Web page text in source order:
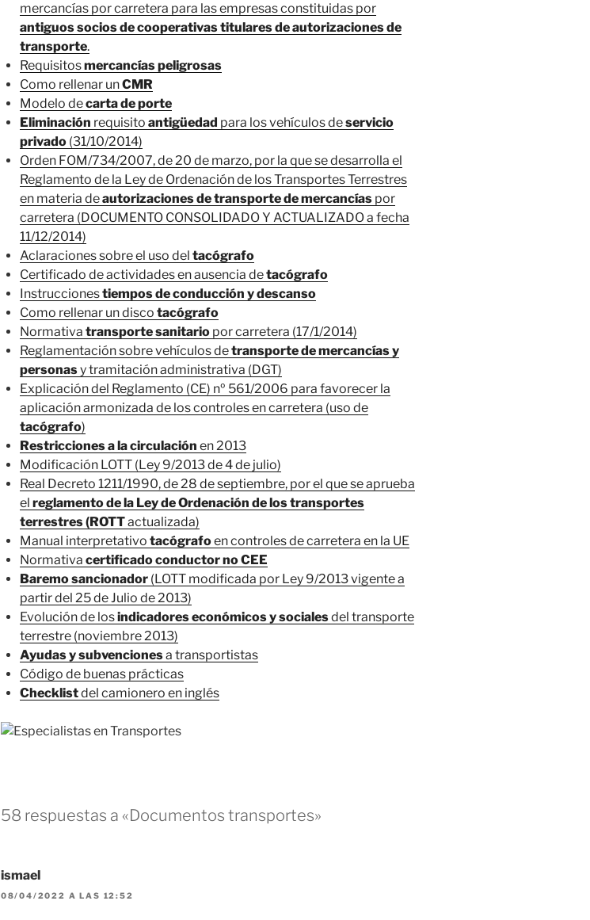
mercancías por carretera para las empresas constituidas por
antiguos sociosde cooperativas titulares de autorizaciones de
transporte.
Requisitosmercancías peligrosas
Como rellenar unCMR
Modelo decarta de porte
Eliminación requisito antigüedad para los vehículos deservicio
privado(31/10/2014)
Orden FOM/734/2007, de 20 de marzo, por la que se desarrolla el
Reglamento de la Ley de Ordenación de los Transportes Terrestres
en materia deautorizaciones de transporte de mercancíaspor
carretera (DOCUMENTO CONSOLIDADO Y ACTUALIZADO a fecha
11/12/2014)
Aclaraciones sobre el uso del tacógrafo
Certificado de actividades en ausencia detacógrafo
Instruccionestiempos de conducción y descanso
Como rellenar un disco tacógrafo
Normativa transporte sanitariopor carretera (17/1/2014)
Reglamentación sobre vehículos detransporte de mercancías y
personasy tramitación administrativa (DGT)
Explicación del Reglamento (CE) nº 561/2006 para favorecer la
aplicación armonizada de los controles en carretera (uso de
tacógrafo)
Restricciones a la circulación en 2013
Modificación LOTT (Ley 9/2013 de 4 de julio)
Real Decreto 1211/1990, de 28 de septiembre, por el que se aprueba
el reglamento de la Ley de Ordenación de los transportes
terrestres (ROTTactualizada)
Manual interpretativo tacógrafoen controles de carretera en la UE
Normativa certificado conductor no CEE
Baremo sancionador(LOTT modificada por Ley 9/2013 vigente a
partir del 25 de Julio de 2013)
Evolución de losindicadores económicos y socialesdel transporte
terrestre (noviembre 2013)
Ayudas y subvencionesa transportistas
Código de buenas prácticas
Checklistdel camionero en inglés
58 respuestas a «Documentos transportes»
ismael
08/04/2022 A LAS 12:52